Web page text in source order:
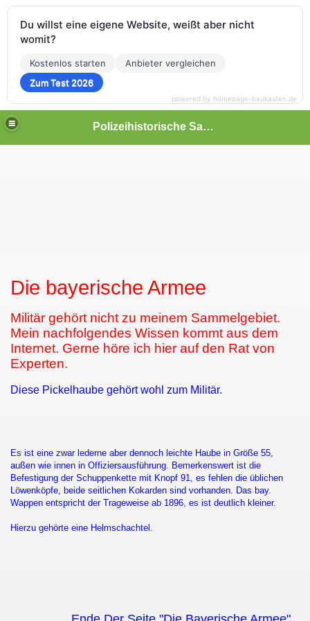
Polizeihistorische Sammlung
Die bayerische Armee
Militär gehört nicht zu meinem Sammelgebiet.
Mein nachfolgendes Wissen kommt aus dem
Internet. Gerne höre ich hier auf den Rat von
Experten.
Diese Pickelhaube gehört wohl zum Militär.
Es ist eine zwar lederne aber dennoch leichte Haube in Größe 55,
außen wie innen in Offiziersausführung. Bemerkenswert ist die
Befestigung der Schuppenkette mit Knopf 91, es fehlen die üblichen
Löwenköpfe, beide seitlichen Kokarden sind vorhanden. Das bay.
Wappen entspricht der Trageweise ab 1896, es ist deutlich kleiner.
Hierzu gehörte eine Helmschachtel.
Du willst eine eigene Website, weißt aber nicht
womit?
Kostenlos starten
Anbieter vergleichen
Zum Test 2026
powered by homepage-baukasten.de